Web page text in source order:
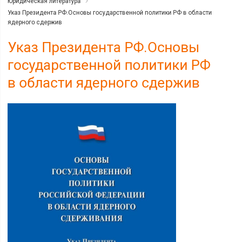
Указ Президента РФ.Основы государственной политики РФ в области
ядерного сдержив
Указ Президента РФ.Основы
государственной политики РФ
в области ядерного сдержив